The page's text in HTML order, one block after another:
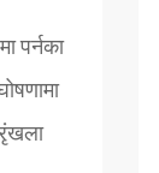
पर्नका